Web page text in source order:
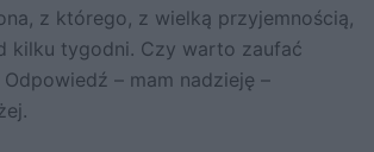
z którego, z wielką przyjemnością,
kilku tygodni. Czy warto zaufać
– mam nadzieję –